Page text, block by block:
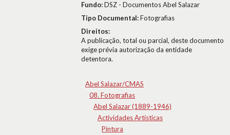
Fundo:DSZ - Documentos Abel Salazar
Tipo Documental:Fotografias
Direitos:
A publicação, total ou parcial, deste documento
exige prévia autorização da entidade
detentora.
Abel Salazar/CMAS
08. Fotografias
Abel Salazar (1889-1946)
Actividades Artísticas
Pintura